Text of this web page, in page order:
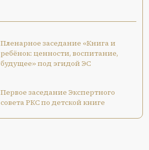
Пленарное заседание «Книга и
ребёнок: ценности, воспитание,
будущее» под эгидой ЭС
Первое заседание Экспертного
совета РКС по детской книге